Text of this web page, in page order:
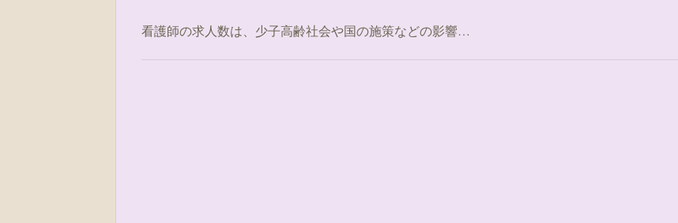
看護師の求人数は、少子高齢社会や国の施策などの影響…